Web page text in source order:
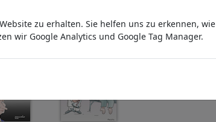
Spürhund II
zu erhalten. Sie helfen uns zu erkennen, wie
wir Google Analytics und Google Tag Manager.